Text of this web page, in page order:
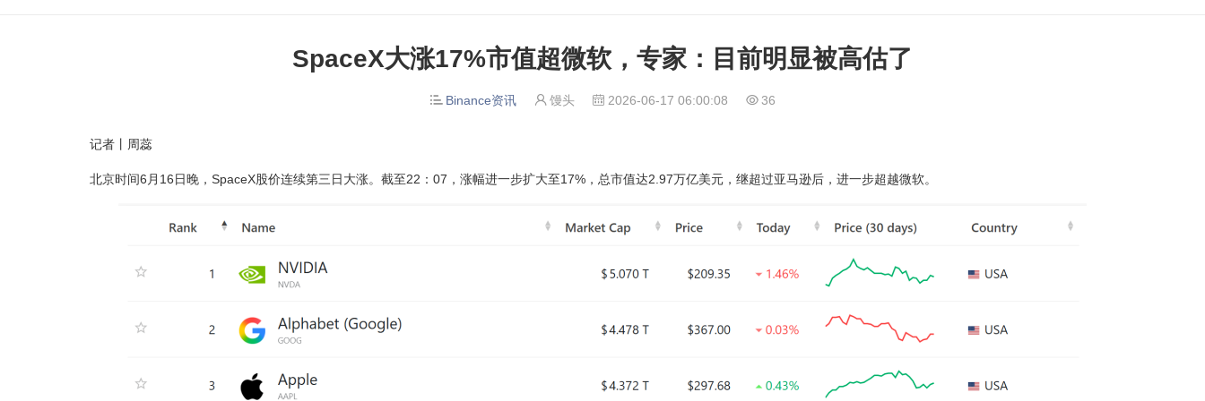
SpaceX大涨17%市值超微软，专家：目前明显被高估了
 Binance资讯  馒头  2026-06-17 06:00:08  36
记者丨周蕊
北京时间6月16日晚，SpaceX股价连续第三日大涨。截至22：07，涨幅进一步扩大至17%，总市值达2.97万亿美元，继超过亚马逊后，进一步超越微软。